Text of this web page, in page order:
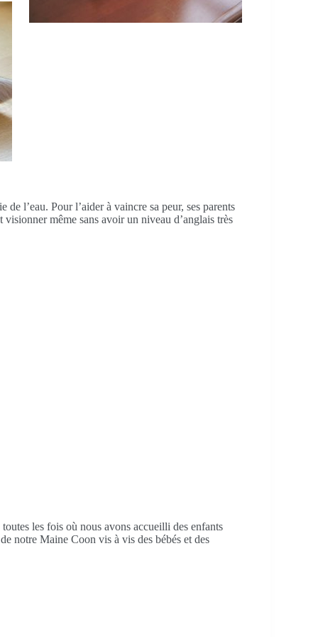
l’eau. Pour l’aider à vaincre sa peur, ses parents
même sans avoir un niveau d’anglais très
les fois où nous avons accueilli des enfants
notre Maine Coon vis à vis des bébés et des